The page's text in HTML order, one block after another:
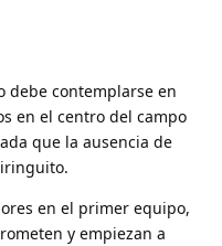
debe contemplarse en
en el centro del campo
que la ausencia de
en el primer equipo,
y empiezan a